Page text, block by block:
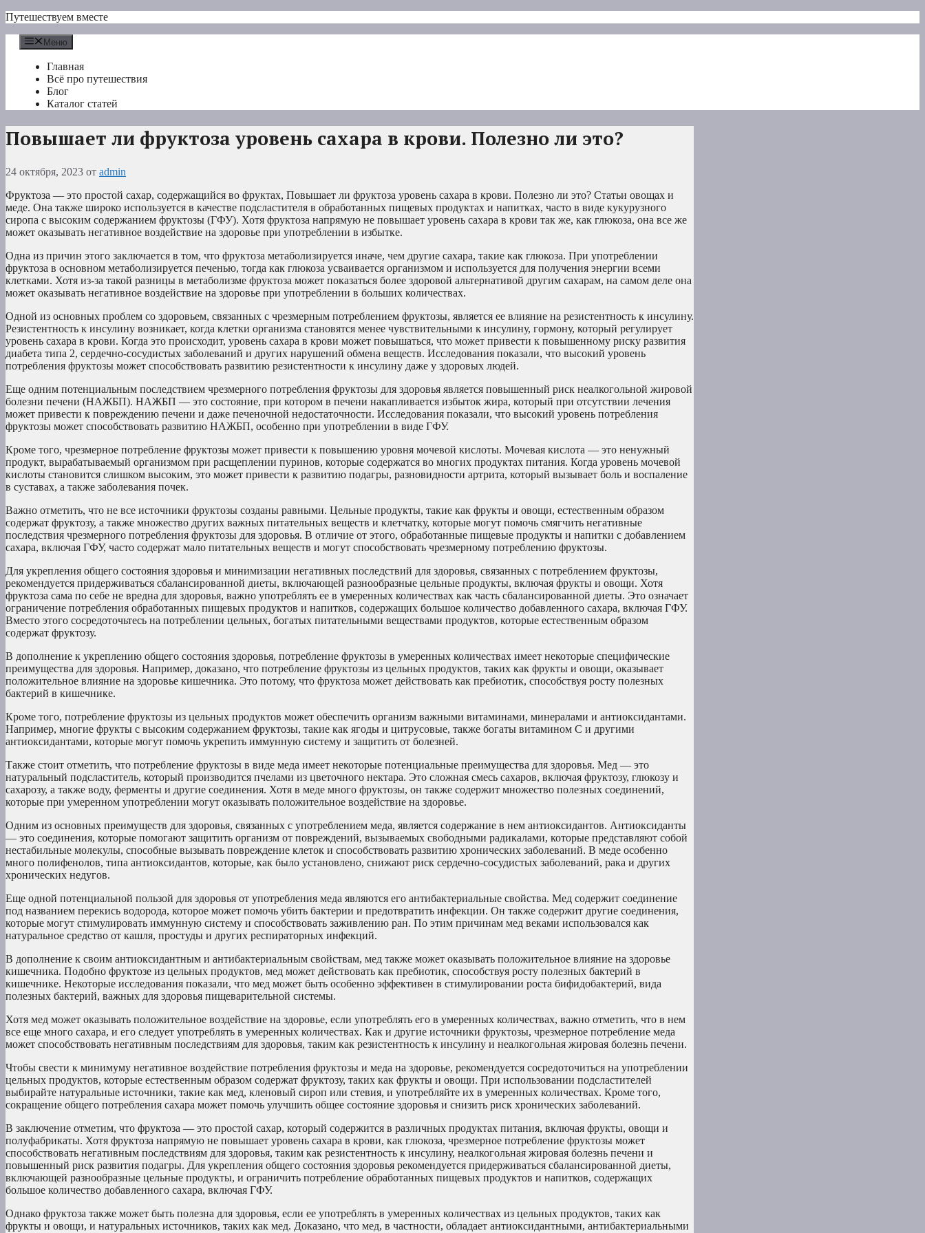
Перейти
содержимому
Путешествуем вместе
Меню
Главная
Всё про путешествия
Блог
Каталог статей
Повышает ли фруктоза уровень сахара в крови. Полезно ли это?
24 октября, 2023 от admin
Фруктоза — это простой сахар, содержащийся во фруктах, Повышает ли фруктоза уровень сахара в крови. Полезно ли это? Статьи овощах и
меде. Она также широко используется в качестве подсластителя в обработанных пищевых продуктах и напитках, часто в виде кукурузного
сиропа с высоким содержанием фруктозы (ГФУ). Хотя фруктоза напрямую не повышает уровень сахара в крови так же, как глюкоза, она все же
может оказывать негативное воздействие на здоровье при употреблении в избытке.
Одна из причин этого заключается в том, что фруктоза метаболизируется иначе, чем другие сахара, такие как глюкоза. При употреблении
фруктоза в основном метаболизируется печенью, тогда как глюкоза усваивается организмом и используется для получения энергии всеми
клетками. Хотя из-за такой разницы в метаболизме фруктоза может показаться более здоровой альтернативой другим сахарам, на самом деле она
может оказывать негативное воздействие на здоровье при употреблении в больших количествах.
Одной из основных проблем со здоровьем, связанных с чрезмерным потреблением фруктозы, является ее влияние на резистентность к инсулину.
Резистентность к инсулину возникает, когда клетки организма становятся менее чувствительными к инсулину, гормону, который регулирует
уровень сахара в крови. Когда это происходит, уровень сахара в крови может повышаться, что может привести к повышенному риску развития
диабета типа 2, сердечно-сосудистых заболеваний и других нарушений обмена веществ. Исследования показали, что высокий уровень
потребления фруктозы может способствовать развитию резистентности к инсулину даже у здоровых людей.
Еще одним потенциальным последствием чрезмерного потребления фруктозы для здоровья является повышенный риск неалкогольной жировой
болезни печени (НАЖБП). НАЖБП — это состояние, при котором в печени накапливается избыток жира, который при отсутствии лечения
может привести к повреждению печени и даже печеночной недостаточности. Исследования показали, что высокий уровень потребления
фруктозы может способствовать развитию НАЖБП, особенно при употреблении в виде ГФУ.
Кроме того, чрезмерное потребление фруктозы может привести к повышению уровня мочевой кислоты. Мочевая кислота — это ненужный
продукт, вырабатываемый организмом при расщеплении пуринов, которые содержатся во многих продуктах питания. Когда уровень мочевой
кислоты становится слишком высоким, это может привести к развитию подагры, разновидности артрита, который вызывает боль и воспаление
в суставах, а также заболевания почек.
Важно отметить, что не все источники фруктозы созданы равными. Цельные продукты, такие как фрукты и овощи, естественным образом
содержат фруктозу, а также множество других важных питательных веществ и клетчатку, которые могут помочь смягчить негативные
последствия чрезмерного потребления фруктозы для здоровья. В отличие от этого, обработанные пищевые продукты и напитки с добавлением
сахара, включая ГФУ, часто содержат мало питательных веществ и могут способствовать чрезмерному потреблению фруктозы.
Для укрепления общего состояния здоровья и минимизации негативных последствий для здоровья, связанных с потреблением фруктозы,
рекомендуется придерживаться сбалансированной диеты, включающей разнообразные цельные продукты, включая фрукты и овощи. Хотя
фруктоза сама по себе не вредна для здоровья, важно употреблять ее в умеренных количествах как часть сбалансированной диеты. Это означает
ограничение потребления обработанных пищевых продуктов и напитков, содержащих большое количество добавленного сахара, включая ГФУ.
Вместо этого сосредоточьтесь на потреблении цельных, богатых питательными веществами продуктов, которые естественным образом
содержат фруктозу.
В дополнение к укреплению общего состояния здоровья, потребление фруктозы в умеренных количествах имеет некоторые специфические
преимущества для здоровья. Например, доказано, что потребление фруктозы из цельных продуктов, таких как фрукты и овощи, оказывает
положительное влияние на здоровье кишечника. Это потому, что фруктоза может действовать как пребиотик, способствуя росту полезных
бактерий в кишечнике.
Кроме того, потребление фруктозы из цельных продуктов может обеспечить организм важными витаминами, минералами и антиоксидантами.
Например, многие фрукты с высоким содержанием фруктозы, такие как ягоды и цитрусовые, также богаты витамином С и другими
антиоксидантами, которые могут помочь укрепить иммунную систему и защитить от болезней.
Также стоит отметить, что потребление фруктозы в виде меда имеет некоторые потенциальные преимущества для здоровья. Мед — это
натуральный подсластитель, который производится пчелами из цветочного нектара. Это сложная смесь сахаров, включая фруктозу, глюкозу и
сахарозу, а также воду, ферменты и другие соединения. Хотя в меде много фруктозы, он также содержит множество полезных соединений,
которые при умеренном употреблении могут оказывать положительное воздействие на здоровье.
Одним из основных преимуществ для здоровья, связанных с употреблением меда, является содержание в нем антиоксидантов. Антиоксиданты
— это соединения, которые помогают защитить организм от повреждений, вызываемых свободными радикалами, которые представляют собой
нестабильные молекулы, способные вызывать повреждение клеток и способствовать развитию хронических заболеваний. В меде особенно
много полифенолов, типа антиоксидантов, которые, как было установлено, снижают риск сердечно-сосудистых заболеваний, рака и других
хронических недугов.
Еще одной потенциальной пользой для здоровья от употребления меда являются его антибактериальные свойства. Мед содержит соединение
под названием перекись водорода, которое может помочь убить бактерии и предотвратить инфекции. Он также содержит другие соединения,
которые могут стимулировать иммунную систему и способствовать заживлению ран. По этим причинам мед веками использовался как
натуральное средство от кашля, простуды и других респираторных инфекций.
В дополнение к своим антиоксидантным и антибактериальным свойствам, мед также может оказывать положительное влияние на здоровье
кишечника. Подобно фруктозе из цельных продуктов, мед может действовать как пребиотик, способствуя росту полезных бактерий в
кишечнике. Некоторые исследования показали, что мед может быть особенно эффективен в стимулировании роста бифидобактерий, вида
полезных бактерий, важных для здоровья пищеварительной системы.
Хотя мед может оказывать положительное воздействие на здоровье, если употреблять его в умеренных количествах, важно отметить, что в нем
все еще много сахара, и его следует употреблять в умеренных количествах. Как и другие источники фруктозы, чрезмерное потребление меда
может способствовать негативным последствиям для здоровья, таким как резистентность к инсулину и неалкогольная жировая болезнь печени.
Чтобы свести к минимуму негативное воздействие потребления фруктозы и меда на здоровье, рекомендуется сосредоточиться на употреблении
цельных продуктов, которые естественным образом содержат фруктозу, таких как фрукты и овощи. При использовании подсластителей
выбирайте натуральные источники, такие как мед, кленовый сироп или стевия, и употребляйте их в умеренных количествах. Кроме того,
сокращение общего потребления сахара может помочь улучшить общее состояние здоровья и снизить риск хронических заболеваний.
В заключение отметим, что фруктоза — это простой сахар, который содержится в различных продуктах питания, включая фрукты, овощи и
полуфабрикаты. Хотя фруктоза напрямую не повышает уровень сахара в крови, как глюкоза, чрезмерное потребление фруктозы может
способствовать негативным последствиям для здоровья, таким как резистентность к инсулину, неалкогольная жировая болезнь печени и
повышенный риск развития подагры. Для укрепления общего состояния здоровья рекомендуется придерживаться сбалансированной диеты,
включающей разнообразные цельные продукты, и ограничить потребление обработанных пищевых продуктов и напитков, содержащих
большое количество добавленного сахара, включая ГФУ.
Однако фруктоза также может быть полезна для здоровья, если ее употреблять в умеренных количествах из цельных продуктов, таких как
фрукты и овощи, и натуральных источников, таких как мед. Доказано, что мед, в частности, обладает антиоксидантными, антибактериальными